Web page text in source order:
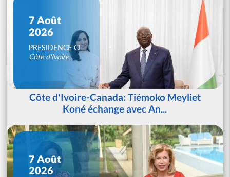
7 Août
2026
PRESIDENCE CI
Côte d'Ivoire
Côte d'Ivoire-Canada: Tiémoko Meyliet
Koné échange avec An...
7 Août
2026